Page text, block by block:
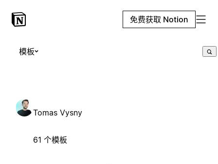
免费获取 Notion
模板
Tomas Vysny
61 个模板